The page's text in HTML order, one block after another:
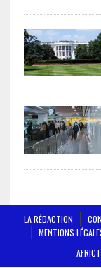
LA RÉDACTION
MENTIONS